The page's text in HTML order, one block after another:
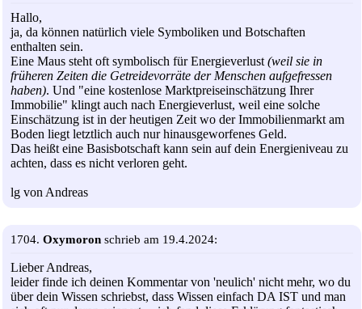
Hallo,
ja, da können natürlich viele Symboliken und Botschaften
enthalten sein.
Eine Maus steht oft symbolisch für Energieverlust (weil sie in
früheren Zeiten die Getreidevorräte der Menschen aufgefressen
haben). Und "eine kostenlose Marktpreiseinschätzung Ihrer
Immobilie" klingt auch nach Energieverlust, weil eine solche
Einschätzung ist in der heutigen Zeit wo der Immobilienmarkt am
Boden liegt letztlich auch nur hinausgeworfenes Geld.
Das heißt eine Basisbotschaft kann sein auf dein Energieniveau zu
achten, dass es nicht verloren geht.
lg von Andreas
1704. Oxymoron schrieb am 19.4.2024:
Lieber Andreas,
leider finde ich deinen Kommentar von 'neulich' nicht mehr, wo du
über dein Wissen schriebst, dass Wissen einfach DA IST und man